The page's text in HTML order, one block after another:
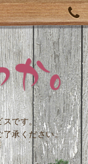
スです。
了承ください。